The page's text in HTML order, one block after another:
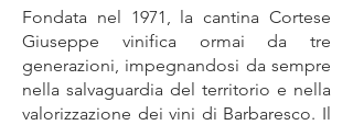
Fondata nel 1971, la cantina Cortese
Giuseppe vinifica ormai da tre
generazioni, impegnandosi da sempre
nella salvaguardia del territorio e nella
valorizzazione dei vini di Barbaresco. Il